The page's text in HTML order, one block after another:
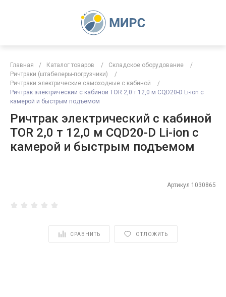
Главная / Каталог товаров / Складское оборудование
/
Ричтраки (штабелеры-погрузчики)
/
Ричтраки электрические самоходные с кабиной
/
Ричтрак электрический с кабиной TOR 2,0 т 12,0 м CQD20-D Li-ion с
камерой и быстрым подъемом
Ричтрак электрический с кабиной
TOR 2,0 т 12,0 м CQD20-D Li-ion с
камерой и быстрым подъемом
Артикул 1030865
СРАВНИТЬ ОТЛОЖИТЬ